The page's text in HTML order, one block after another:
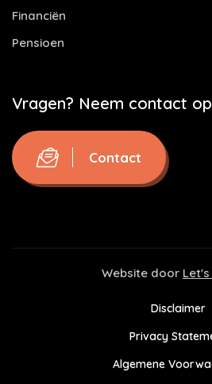
Financiën
Pensioen
Vragen? Neem contact
Contact
Website door
Disclaimer
Privacy
Algemene